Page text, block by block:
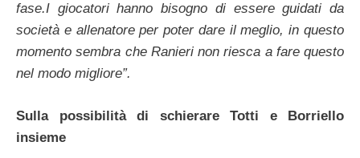
fase.I giocatori hanno bisogno di essere guidati da
società e allenatore per poter dare il meglio, in questo
momento sembra che Ranieri non riesca a fare questo
nel modo migliore”.
Sulla possibilità di schierare Totti e Borriello
insieme